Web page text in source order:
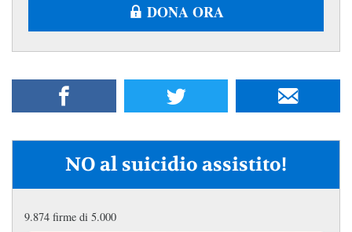
DONA ORA
NO al suicidio assistito!
9.874 firme di 5.000